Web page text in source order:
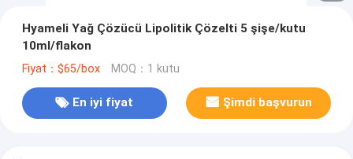
Hyameli Yağ Çözücü Lipolitik Çözelti 5 şişe/kutu
10ml/flakon
Fiyat：$65/box MOQ：1 kutu
En iyi fiyat Şimdi başvurun